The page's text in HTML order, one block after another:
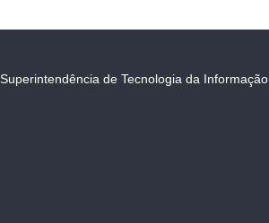
Superintendência de Tecnologia da Informação